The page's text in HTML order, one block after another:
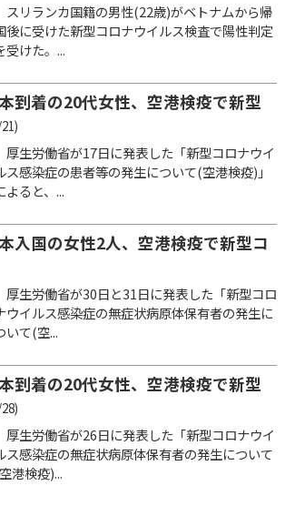
スリランカ国籍の男性(22歳)がベトナムから帰
後に受けた新型コロナウイルス検査で陽性判定
受けた。...
到着の20代女性、空港検疫で新型
厚生労働省が17日に発表した「新型コロナウイ
ス感染症の患者等の発生について(空港検疫)」
よると、...
入国の女性2人、空港検疫で新型コ
厚生労働省が30日と31日に発表した「新型コロ
ウイルス感染症の無症状病原体保有者の発生に
いて(空...
到着の20代女性、空港検疫で新型
厚生労働省が26日に発表した「新型コロナウイ
ス感染症の無症状病原体保有者の発生について
港検疫)...